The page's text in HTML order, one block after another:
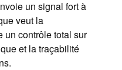
un signal fort à
veut la
un contrôle total sur
et la traçabilité